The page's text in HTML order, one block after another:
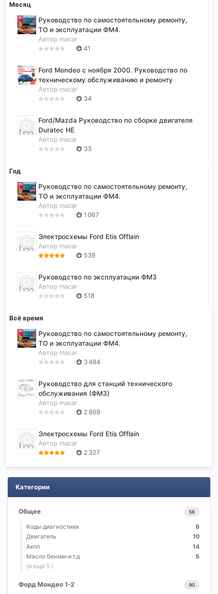
Месяц
Руководство по самостоятельному ремонту,
ТО и эксплуатации ФМ4.
Автор macar
41
Ford Mondeo с ноября 2000. Руководство по
техническому обслуживанию и ремонту
Автор macar
34
Ford/Mazda Руководство по сборке двигателя
Duratec HE
Автор macar
33
Год
Руководство по самостоятельному ремонту,
ТО и эксплуатации ФМ4.
Автор macar
1 067
Электросхемы Ford Etis Offlain
Автор macar
539
Руководство по эксплуатации ФМ3
Автор macar
518
Всё время
Руководство по самостоятельному ремонту,
ТО и эксплуатации ФМ4.
Автор macar
3 484
Руководство для станций технического
обслуживания (ФМ3)
Автор macar
2 869
Электросхемы Ford Etis Offlain
Автор macar
2 327
Категории
58
Общее
6
Коды диагностики
10
Двигатель
14
Акпп
5
Масло бензин и.т.д
(и ещё 5 )
90
Форд Мондео 1-2